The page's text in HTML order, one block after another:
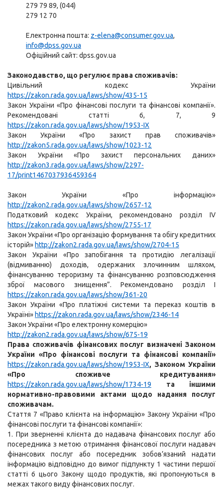
279 79 89, (044)
279 12 70
Електронна пошта: z-elena@consumer.gov.ua,
info@dpss.gov.ua
Офіційний сайт: dpss.gov.ua
Законодавство, що регулює права споживачів:
Цивільний кодекс України
https://zakon.rada.gov.ua/laws/show/435-15
Закон України «Про фінансові послуги та фінансові компанії».
Рекомендовані статті 6, 7, 9
https://zakon.rada.gov.ua/laws/show/1953-IX
Закон України «Про захист прав споживачів»
http://zakon5.rada.gov.ua/laws/show/1023-12
Закон України «Про захист персональних даних»
http://zakon3.rada.gov.ua/laws/show/2297-
17/print1467037936459364
Закон України «Про інформацію»
http://zakon2.rada.gov.ua/laws/show/2657-12
Податковий кодекс України, рекомендовано розділ IV
https://zakon.rada.gov.ua/laws/show/2755-17
Закон України «Про організацію формування та обігу кредитних
історій» http://zakon2.rada.gov.ua/laws/show/2704-15
Закон України «Про запобігання та протидію легалізації
(відмиванню) доходів, одержаних злочинним шляхом,
фінансуванню тероризму та фінансуванню розповсюдження
зброї масового знищення”. Рекомендовано розділ I
https://zakon.rada.gov.ua/laws/show/361-20
Закон України «Про платіжні системи та переказ коштів в
Україні» https://zakon.rada.gov.ua/laws/show/2346-14
Закон України «Про електронну комерцію»
http://zakon2.rada.gov.ua/laws/show/675-19
Права споживачів фінансових послуг визначені Законом
України «Про фінансові послуги та фінансові компанії»
https://zakon.rada.gov.ua/laws/show/1953-IX, Законом України
«Про споживче кредитування»
https://zakon.rada.gov.ua/laws/show/1734-19 та іншими
нормативно-правовими актами щодо надання послуг
споживачам.
Стаття 7 «Право клієнта на інформацію» Закону України «Про
фінансові послуги та фінансові компанії»:
1. При зверненні клієнта до надавача фінансових послуг або
посередника з метою отримання фінансової послуги надавач
фінансових послуг або посередник зобов’язаний надати
інформацію відповідно до вимог підпункту 1 частини першої
статті 6 цього Закону щодо продуктів, які пропонуються в
межах такого виду фінансових послуг.